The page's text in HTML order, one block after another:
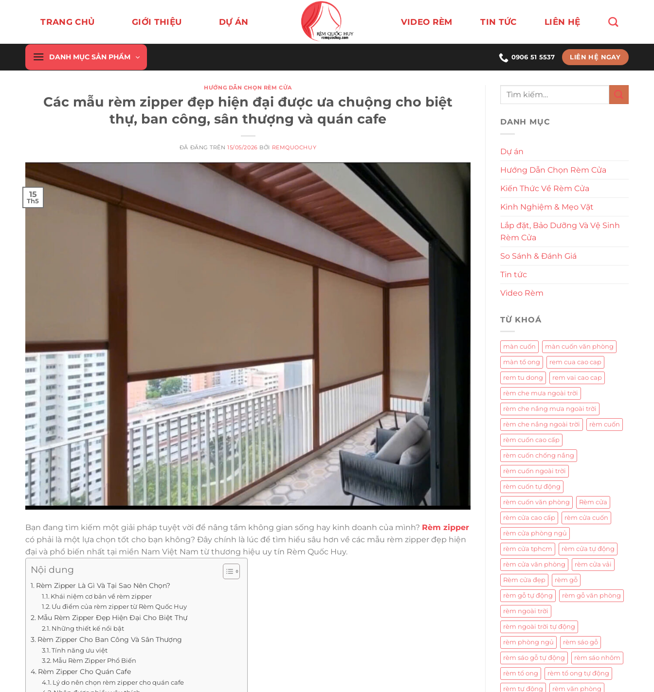
dung
TRANG CHỦ GIỚI THIỆU DỰ ÁN VIDEO RÈM TIN TỨC LIÊN HỆ
DANH MỤC SẢN PHẨM 0906 51 5537 LIÊN HỆ NGAY
HƯỚNG DẪN CHỌN RÈM CỬA
Các mẫu rèm zipper đẹp hiện đại được ưa chuộng cho biệt
thự, ban công, sân thượng và quán cafe
ĐÃ ĐĂNG TRÊN15/05/2026 BỞI REMQUOCHUY
15
Th5
Bạn đang tìm kiếm một giải pháp tuyệt vời để nâng tầm không gian sống hay kinh doanh của mình? Rèm zipper
có phải là một lựa chọn tốt cho bạn không? Đây chính là lúc để tìm hiểu sâu hơn về các mẫu rèm zipper đẹp hiện
đại và phổ biến nhất tại miền Nam Việt Nam từ thương hiệu uy tín Rèm Quốc Huy.
Nội dung
Rèm Zipper Là Gì Và Tại Sao Nên Chọn?
Khái niệm cơ bản về rèm zipper
Ưu điểm của rèm zipper từ Rèm Quốc Huy
Mẫu Rèm Zipper Đẹp Hiện Đại Cho Biệt Thự
Những thiết kế nổi bật
Rèm Zipper Cho Ban Công Và Sân Thượng
Tính năng ưu việt
Mẫu Rèm Zipper Phổ Biến
Rèm Zipper Cho Quán Cafe
Lý do nên chọn rèm zipper cho quán cafe
DANH MỤC
Dự án
Hướng Dẫn Chọn Rèm Cửa
Kiến Thức Về Rèm Cửa
Kinh Nghiệm & Mẹo Vặt
Lắp đặt, Bảo Dưỡng Và Vệ Sinh
Rèm Cửa
So Sánh & Đánh Giá
Tin tức
Video Rèm
TỪ KHOÁ
màn cuốn màn cuốn văn phòng
màn tổ ong rem cua cao cap
rem tu dong rem vai cao cap
rèm che mưa ngoài trời
rèm che nắng mưa ngoài trời
rèm che nắng ngoài trời rèm cuốn
rèm cuốn cao cấp
rèm cuốn chống nắng
rèm cuốn ngoài trời
rèm cuốn tự động
rèm cuốn văn phòng Rèm cửa
rèm cửa cao cấp rèm cửa cuốn
rèm cửa phòng ngủ
rèm cửa tphcm rèm cửa tự động
rèm cửa văn phòng rèm cửa vải
Rèm cửa đẹp rèm gỗ
rèm gỗ tự động rèm gỗ văn phòng
rèm ngoài trời
rèm ngoài trời tự động
rèm phòng ngủ rèm sáo gỗ
rèm sáo gỗ tự động rèm sáo nhôm
rèm tổ ong rèm tổ ong tự động
rèm tự động rèm văn phòng